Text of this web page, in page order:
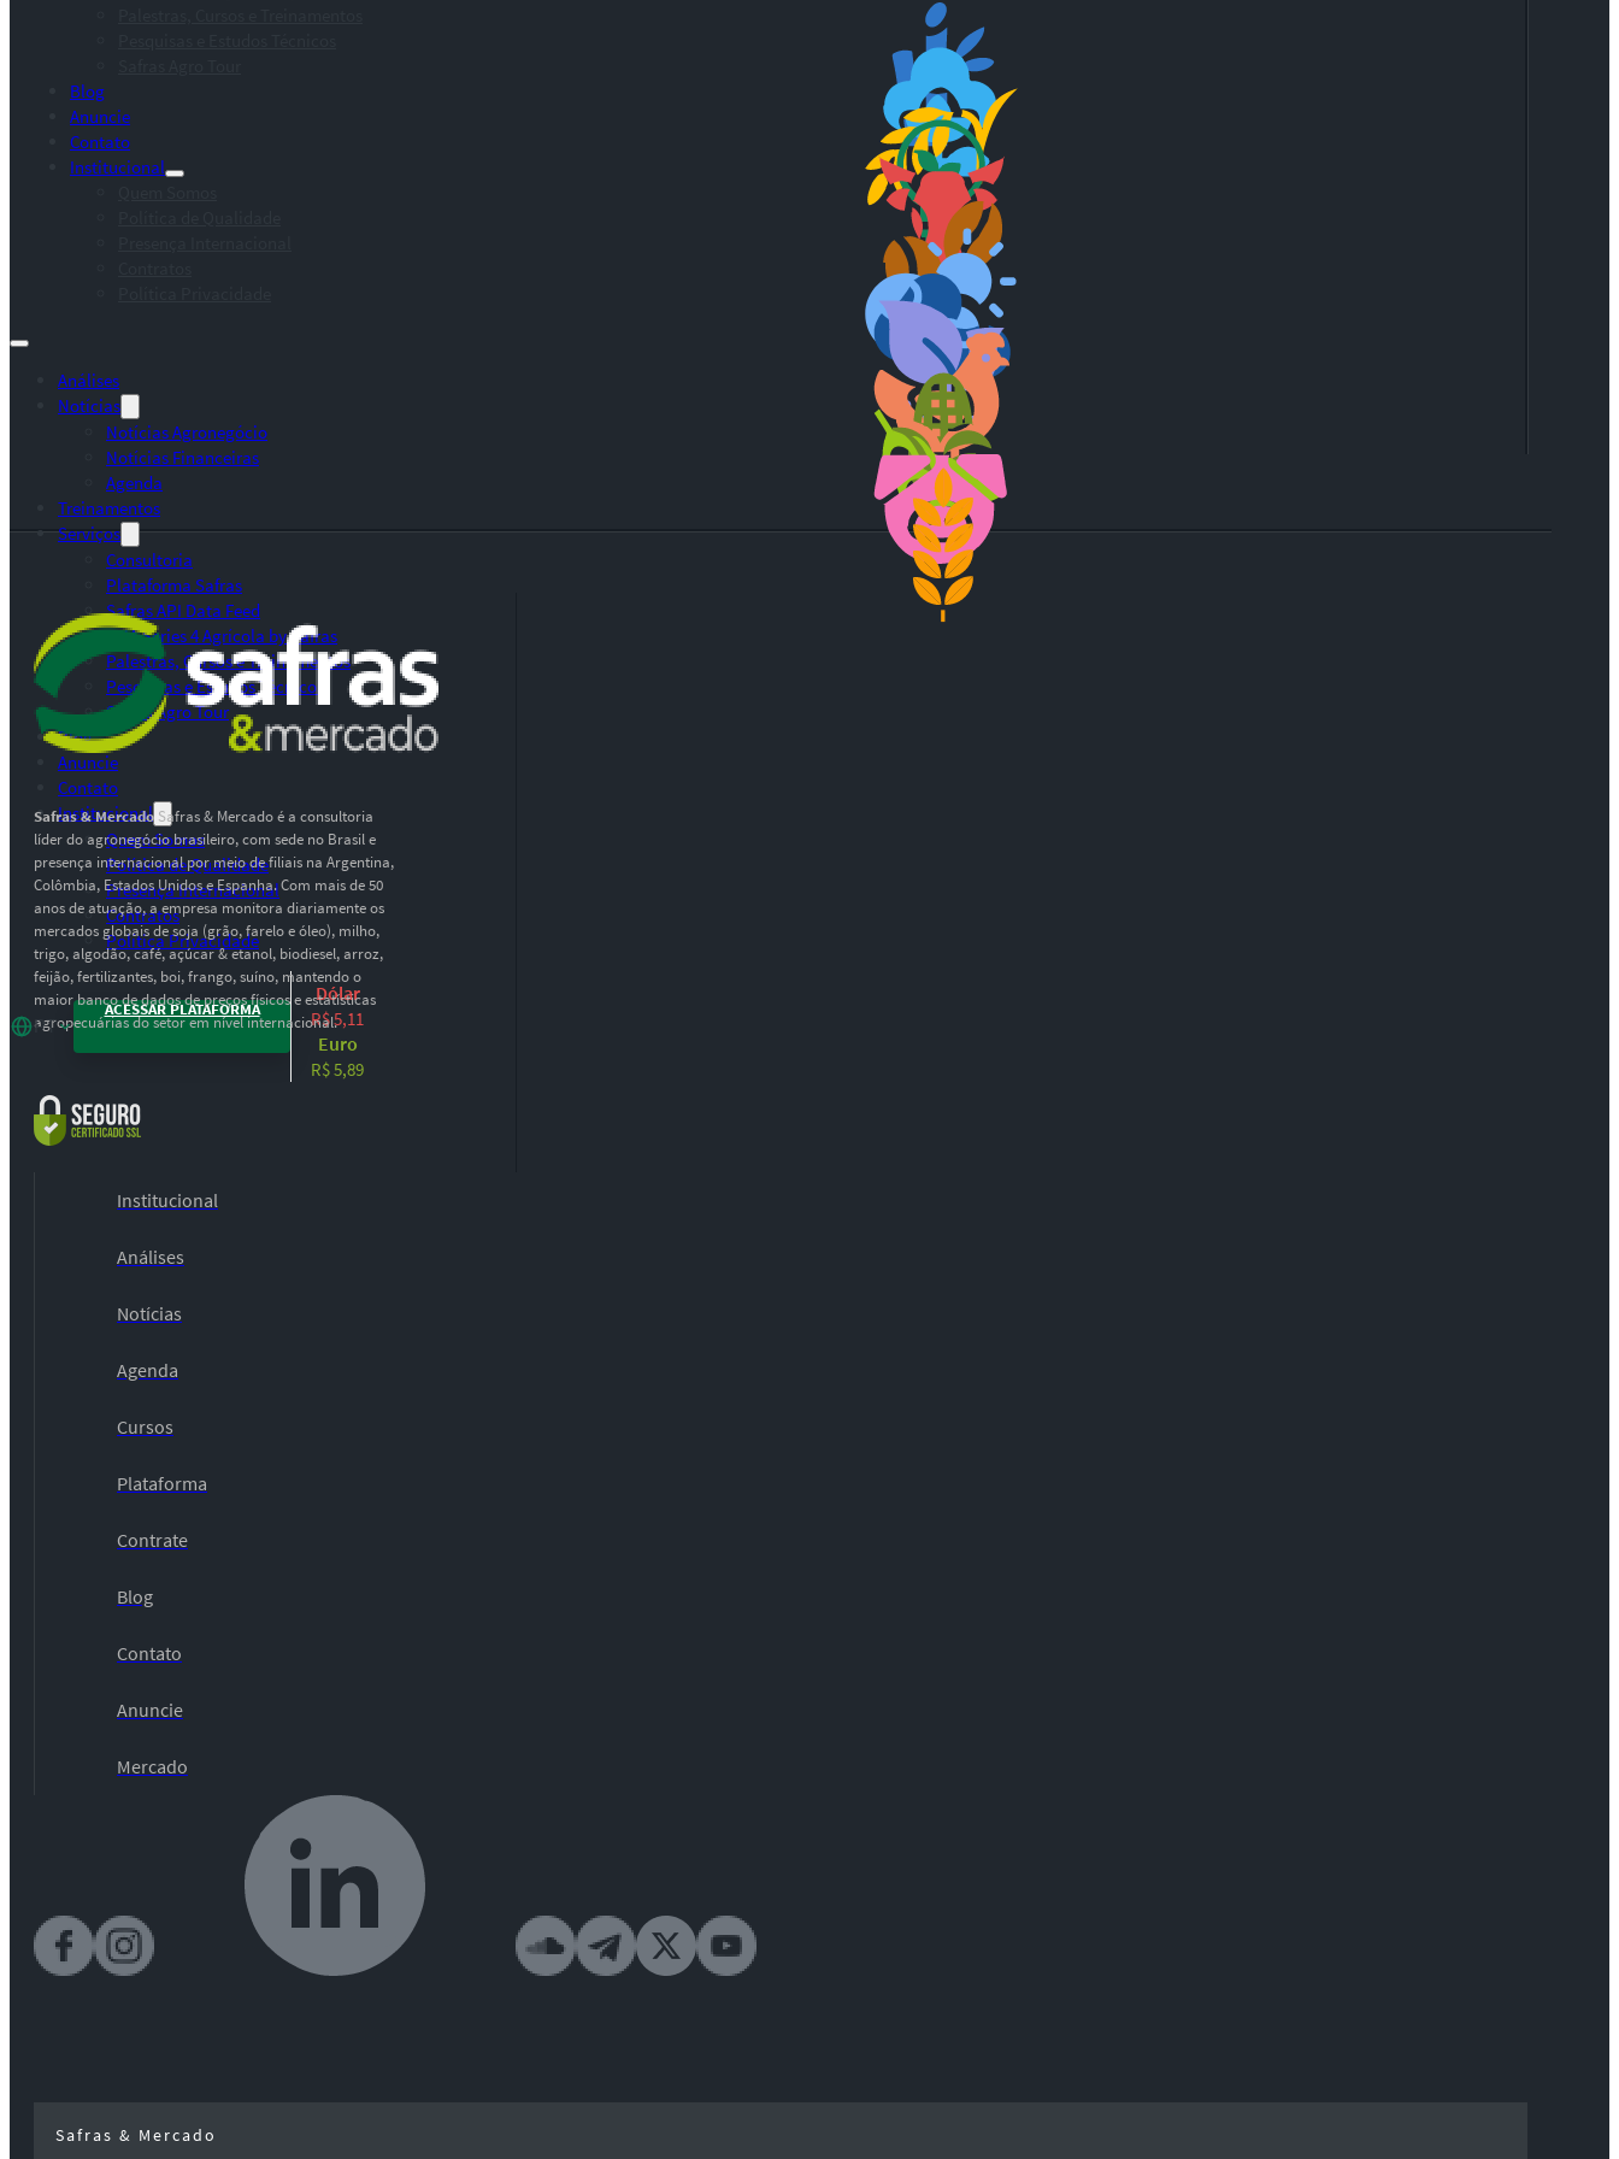
Blog
Anuncie
Contato
Institucional
Análises
Notícias
Notícias Agronegócio
Notícias Financeiras
Agenda
Treinamentos
Serviços
Consultoria
Plataforma Safras
Safras API Data Feed
CMA Series 4 Agrícola by Safras
Palestras, Cursos e Treinamentos
Pesquisas e Estudos Técnicos
Safras Agro Tour
Blog
Anuncie
Contato
Institucional
Quem Somos
Política de Qualidade
Presença Internacional
Contratos
Política Privacidade
PT
ACESSAR PLATAFORMA
Dólar
R$ 5,11
Euro
R$ 5,89
Safras & Mercado Safras & Mercado é a consultoria
líder do agronegócio brasileiro, com sede no Brasil e
presença internacional por meio de filiais na Argentina,
Colômbia, Estados Unidos e Espanha. Com mais de 50
anos de atuação, a empresa monitora diariamente os
mercados globais de soja (grão, farelo e óleo), milho,
trigo, algodão, café, açúcar & etanol, biodiesel, arroz,
feijão, fertilizantes, boi, frango, suíno, mantendo o
maior banco de dados de preços físicos e estatísticas
agropecuárias do setor em nível internacional.
Institucional
Análises
Notícias
Agenda
Cursos
Plataforma
Contrate
Blog
Contato
Anuncie
Mercado
Safras & Mercado